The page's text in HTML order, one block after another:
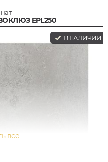
EPL250
В НАЛИЧИИ